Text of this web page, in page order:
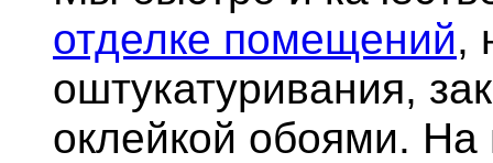
отделке помещений,
оштукатуривания,
оклейкой обоями.